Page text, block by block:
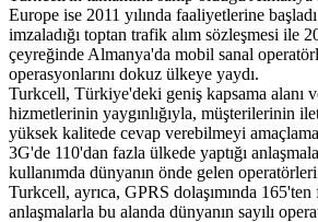
Europe ise 2011 yılında faaliyetlerine
imzaladığı toptan trafik alım sözleşmesi ile
çeyreğinde Almanya'da mobil sanal
operasyonlarını dokuz ülkeye yaydı.
Turkcell, Türkiye'deki geniş kapsama alanı
hizmetlerinin yaygınlığıyla, müşterilerinin
yüksek kalitede cevap verebilmeyi
3G'de 110'dan fazla ülkede yaptığı
kullanımda dünyanın önde gelen
Turkcell, ayrıca, GPRS dolaşımında 165'ten
anlaşmalarla bu alanda dünyanın sayılı